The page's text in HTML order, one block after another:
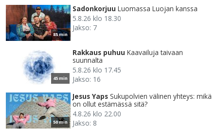
85 min
Sadonkorjuu Luomassa Luojan kanssa
5.8.26 klo 18.30
Jakso: 7
45 min
Rakkaus puhuu Kaavailuja taivaan
suunnalta
5.8.26 klo 17.45
Jakso: 16
50 min
Jesus Yaps Sukupolvien välinen yhteys: mikä
on ollut estämässä sitä?
4.8.26 klo 22.00
Jakso: 8